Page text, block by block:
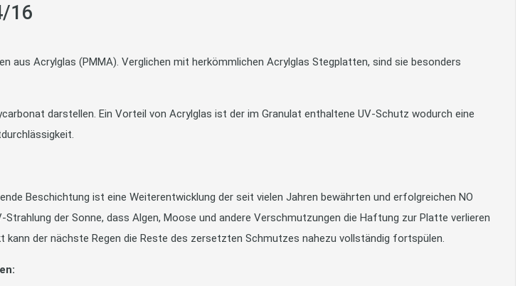
16
aus Acrylglas (PMMA). Verglichen mit herkömmlichen Acrylglas Stegplatten, sind sie besonders
darstellen. Ein Vorteil von Acrylglas ist der im Granulat enthaltene UV-Schutz wodurch eine
Beschichtung ist eine Weiterentwicklung der seit vielen Jahren bewährten und erfolgreichen NO
der Sonne, dass Algen, Moose und andere Verschmutzungen die Haftung zur Platte verlieren
der nächste Regen die Reste des zersetzten Schmutzes nahezu vollständig fortspülen.